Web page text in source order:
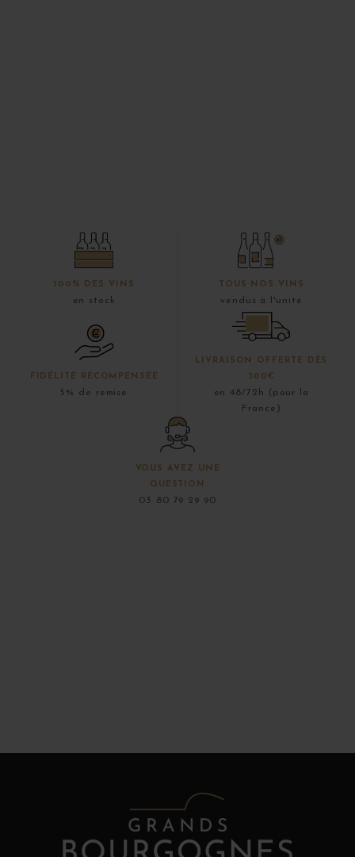
100% DES VINS
en stock
TOUS NOS VINS
vendus à l'unité
FIDÉLITÉ RÉCOMPENSÉE
5% de remise
LIVRAISON OFFERTE DÈS
300€
en 48/72h (pour la
France)
VOUS AVEZ UNE
QUESTION
03 80 79 29 90